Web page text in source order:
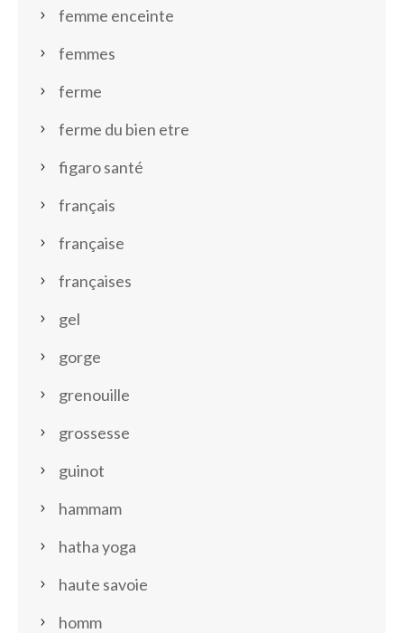
femme enceinte
femmes
ferme
ferme du bien etre
figaro santé
français
française
françaises
gel
gorge
grenouille
grossesse
guinot
hammam
hatha yoga
haute savoie
homm